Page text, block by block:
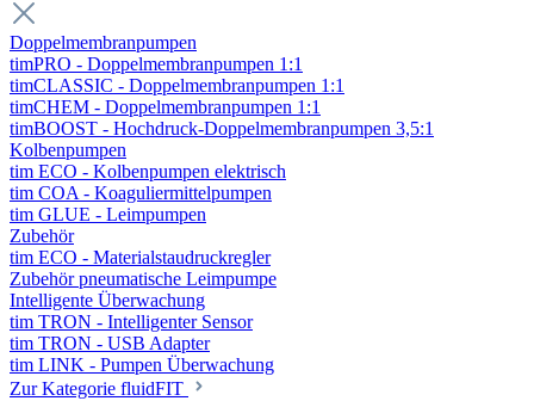
Doppelmembranpumpen
timPRO - Doppelmembranpumpen 1:1
timCLASSIC - Doppelmembranpumpen 1:1
timCHEM - Doppelmembranpumpen 1:1
timBOOST - Hochdruck-Doppelmembranpumpen 3,5:1
Kolbenpumpen
tim ECO - Kolbenpumpen elektrisch
tim COA - Koaguliermittelpumpen
tim GLUE - Leimpumpen
Zubehör
tim ECO - Materialstaudruckregler
Zubehör pneumatische Leimpumpe
Intelligente Überwachung
tim TRON - Intelligenter Sensor
tim TRON - USB Adapter
tim LINK - Pumpen Überwachung
Zur Kategorie fluidFIT